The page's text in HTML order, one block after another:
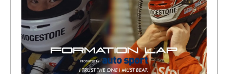
倒す相手を、信じてる。小林利徠斗 × 野村勇斗
【FORMATION LAP Produced by auto sport】
2026 Episode 2